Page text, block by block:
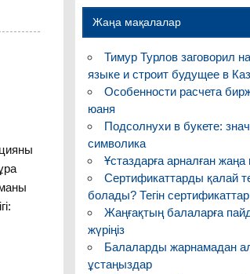
Жаңа мақалалар
Тимур Турлов заговорил
языке и строит будущее в
Особенности расчета
юаня
Подсолнухи в букете:
символика
Ұстаздарға арналған жаңа
Сертификаттарды қалай
болады? Тегін
Жаңғақтың балаларға
жүріңіз
Балаларды жарнамадан
ұстаңыздар